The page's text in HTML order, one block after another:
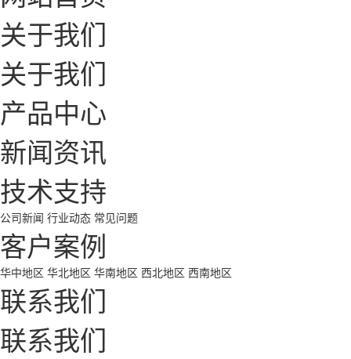
关于我们
关于我们
产品中心
新闻资讯
技术支持
公司新闻 行业动态 常见问题
客户案例
华中地区 华北地区 华南地区 西北地区 西南地区
联系我们
联系我们